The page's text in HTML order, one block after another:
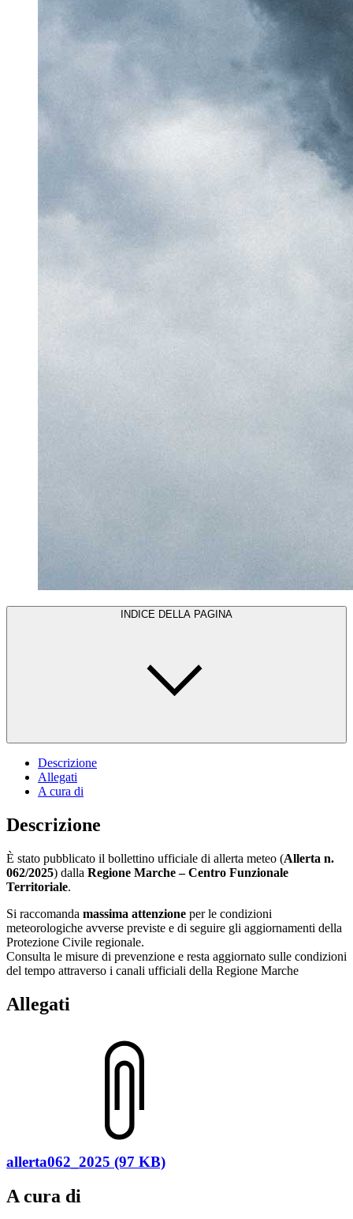
INDICE DELLA PAGINA
Descrizione
Allegati
A cura di
Descrizione
È stato pubblicato il bollettino ufficiale di allerta meteo (Allerta n.
062/2025) dalla Regione Marche – Centro Funzionale
Territoriale.
Si raccomanda massima attenzione per le condizioni
meteorologiche avverse previste e di seguire gli aggiornamenti della
Protezione Civile regionale.
Consulta le misure di prevenzione e resta aggiornato sulle condizioni
del tempo attraverso i canali ufficiali della Regione Marche
Allegati
allerta062_2025 (97 KB)
A cura di